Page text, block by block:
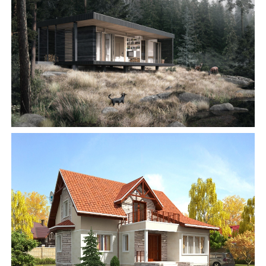
БУДІВНИЦТВО БУДИНКІВ
З
АББ”ТВІЙ ПРОЕКТ”
Замовити будівництво